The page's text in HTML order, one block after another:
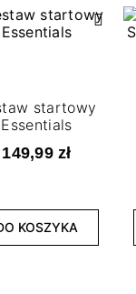
startowy
Essentials
149,99 zł
KOSZYKA